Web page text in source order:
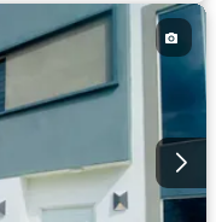
Agua
Calefacción